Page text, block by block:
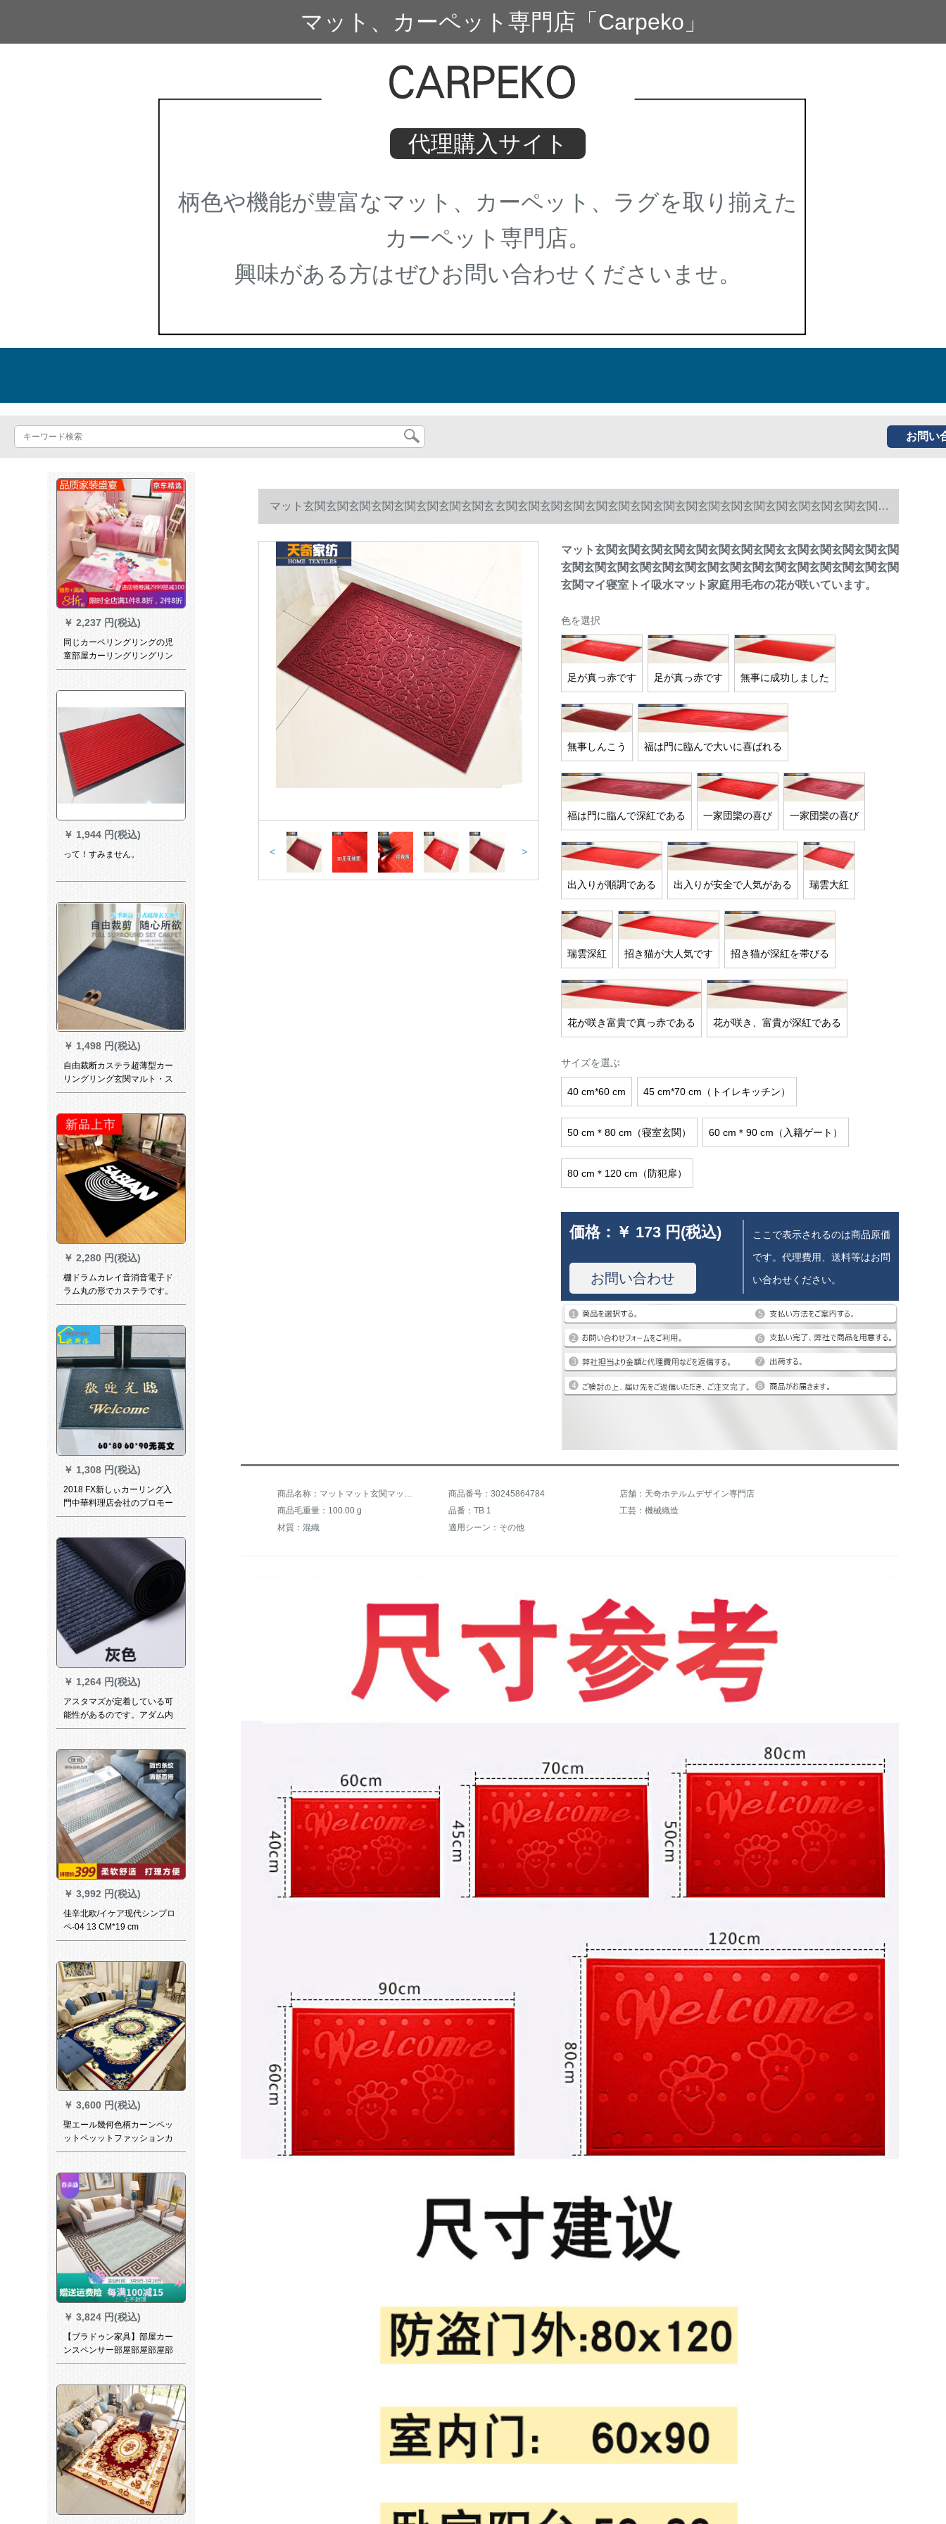
マット、カーペット専門店「Carpeko」
代理購入サイト
柄色や機能が豊富なマット、カーペット、ラグを取り揃えた
カーペット専門店。
興味がある方はぜひお問い合わせくださいませ。
お問い
￥ 2,237 円(税込)
同じカーペリングリングの児
童部屋カーリングリングリン
グ寝室のリビリングリングリ
します。
￥ 1,944 円(税込)
って！すみません。
￥ 1,498 円(税込)
自由裁断カステラ超薄型カー
リングリング玄関マルト・ス
ペリングリングリングリング
ングリング120 X CM
￥ 2,280 円(税込)
棚ドラムカレイ音消音電子ド
ラム丸の形でカステラです。
￥ 1,308 円(税込)
2018 FX新しぃカーリング入
門中華料理店会社のプロモー
ション・グーレ-高厚手
￥ 1,264 円(税込)
アスタマズが定着している可
能性があるのです。アダム内
入戸口入门玄関入门マット90
￥ 3,992 円(税込)
佳辛北欧/イケア现代シンプロ
ペ-04 13 CM*19 cm
￥ 3,600 円(税込)
聖エール幾何色柄カーンペッ
ットペッットファッションカ
ートリルペッットルームお茶
長方形カーンペッットテーブ
ルカーンペッシャペッシャペ
レットYH洋風ブルー2メート
ル幅* 3メートル成長型客間カ
ーンペップ
￥ 3,824 円(税込)
【ブラドゥン家具】部屋カー
ンスペンサー部屋部屋部屋部
屋部屋部屋部屋部屋部屋部屋
屋部屋部屋部屋部屋部屋部屋
部屋部屋部屋部屋部屋部屋部
屋部屋部屋部屋部屋部屋部屋/
リヴィン現代寝室満屋部屋部
屋部屋部屋部屋お茶数ソフ長
方形の中国風カーズ青塗りの
模様160*230 CM 2室リベルム
マット玄関玄関玄関玄関玄関玄関玄関玄関玄玄関玄関玄関玄関玄関玄関玄関玄関玄関玄関玄関玄関玄関玄関玄関玄関玄関玄
関玄関玄関玄関マイ寝室トイ吸水マット家庭用毛布の花が咲いています。
< >
マット玄関玄関玄関玄関玄関玄関玄関玄関玄玄関玄関玄関玄関玄関
玄関玄関玄関玄関玄関玄関玄関玄関玄関玄関玄関玄関玄関玄関玄関
玄関マイ寝室トイ吸水マット家庭用毛布の花が咲いています。
色を選択
足が真っ赤です 足が真っ赤です 無事に成功しました
無事しんこう 福は門に臨んで大いに喜ばれる
福は門に臨んで深紅である 一家団欒の喜び 一家団欒の喜び
出入りが順調である 出入りが安全で人気がある 瑞雲大紅
瑞雲深紅 招き猫が大人気です 招き猫が深紅を帯びる
花が咲き富貴で真っ赤である 花が咲き、富貴が深紅である
サイズを選ぶ
40 cm*60 cm 45 cm*70 cm（トイレキッチン）
50 cm＊80 cm（寝室玄関） 60 cm＊90 cm（入籍ゲート）
80 cm＊120 cm（防犯扉）
価格： ￥ 173 円(税込)
お問い合わせ
ここで表示されるのは商品原価
です。代理費用、送料等はお問
い合わせください。
商品名称：マットマット玄関マット玄関玄関玄関玄関玄関玄関玄関玄関玄関玄関玄関玄関玄関マット寝室トイレ吸水パッド家庭用カーペットの花が咲いています。 商品番号：30245864784
店舗：天奇ホテルムデザイン専門店
商品毛重量：100.00 g
品番：TB 1
工芸：機械織造
材質：混織
適用シーン：その他